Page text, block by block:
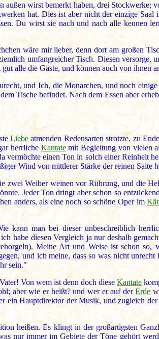
außen wirst bemerkt haben, drei
hat. Dies ist aber nicht der einzige
Du wirst sie nach und nach alle kennen
wäre mir lieber, denn dort am großen
umfangreicher Tisch. Diesen
alle die Gäste, und können auch von ihnen
und Ich, die Monarchen, und noch
Tische befindet. Nach dem Essen aber
Liebeatmenden Redensarten strotzte, zu
herrliche Kantatemit Begleitung von vielen
vermöchte einen Ton in solch einer Reinheit
Wind von mittlerer Stärke der reinen Saite
Weiber weinen vor Rührung, und die
Jeder Ton dringt aber schon so
anders, als eine noch so schöne Oper im
kann man bei dieser unbeschreiblich
habe diesen Vergleich ja nur deshalb
Meine Art und Weise ist schon so,
und ich meine, dass so was nicht
sein."
Von wem ist denn doch dieseKantate
aber wie er heißt? und wer er auf derErde
ein Hauptdirektor der Musik, und zugleich
heißen. Es klingt in der großartigsten
nur immer im Gebiete der Töne gehört